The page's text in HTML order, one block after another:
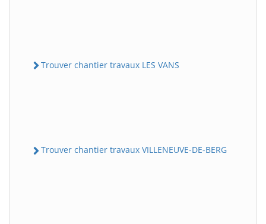
Trouver chantier travaux LES VANS
Trouver chantier travaux VILLENEUVE-DE-BERG